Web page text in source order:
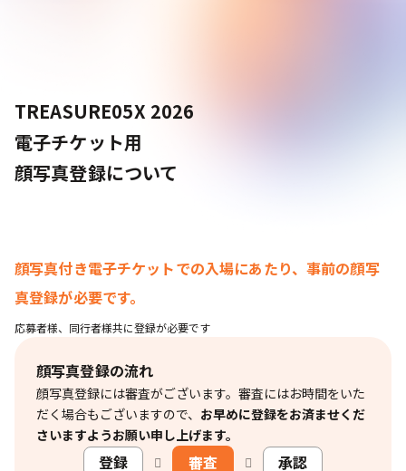
TREASURE05X 2026
電子チケット用
顔写真登録について
顔写真付き電子チケットでの入場にあたり、事前の顔写
真登録が必要です。
応募者様、同行者様共に登録が必要です
顔写真登録の流れ
登録 審査 承認
顔写真登録には審査がございます。審査にはお時間をいた
だく場合もございますので、 お早めに登録をお済ませくだ
さいますようお願い申し上げます。